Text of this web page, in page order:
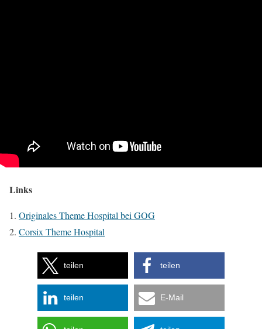
Links
Originales Theme Hospital bei GOG
Corsix Theme Hospital
teilen teilen
teilen E-Mail